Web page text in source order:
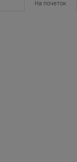
На почеток